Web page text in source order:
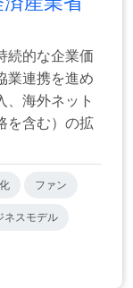
続的な企業価
業連携を進め
、海外ネット
を含む）の拡
ファン
ネスモデル